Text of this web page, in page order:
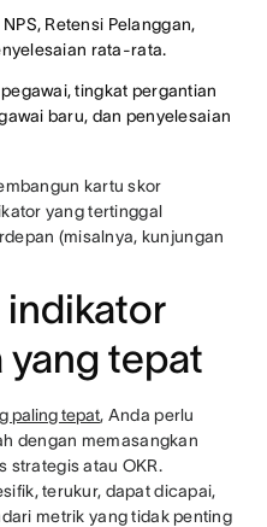
Retensi Pelanggan,
rata-rata.
tingkat pergantian
baru, dan penyelesaian
kartu skor
yang tertinggal
(misalnya, kunjungan
indikator
yang tepat
paling tepat, Anda perlu
dengan memasangkan
strategis atau OKR.
terukur, dapat dicapai,
metrik yang tidak penting